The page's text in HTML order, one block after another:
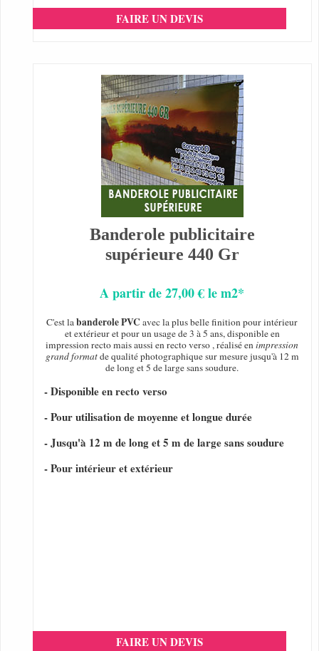
FAIRE UN DEVIS
Banderole publicitaire
supérieure 440 Gr
A partir de 27,00 € le m2*
C'est labanderole PVC avec la plus belle finition pour intérieur
et extérieur et pour un usage de 3 à 5 ans, disponible en
impression recto mais aussi en recto verso , réalisé enimpression
grand formatde qualité photographique sur mesure jusqu'à 12 m
de long et 5 de large sans soudure.
- Disponible en recto verso
- Pour utilisation de moyenne et longue durée
- Jusqu'à 12 m de long et 5 m de large sans soudure
- Pour intérieur et extérieur
FAIRE UN DEVIS